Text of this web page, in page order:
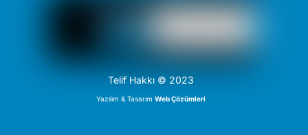
Telif Hakkı © 2023
Yazılım & TasarımWeb Çözümleri